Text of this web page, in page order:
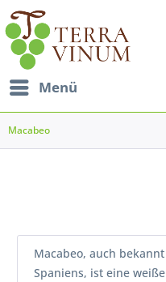
Menü
Macabeo
Macabeo, auch
Spaniens, ist eine